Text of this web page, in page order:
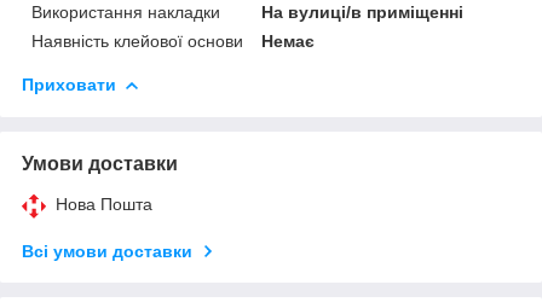
Використання накладки
На вулиці/в приміщенні
Наявність клейової основи
Немає
Приховати
Умови доставки
Нова Пошта
Всі умови доставки